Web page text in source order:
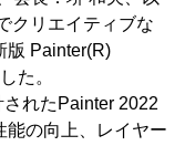
クリエイティブな
版 Painter(R)
た。
れたPainter 2022
能の向上、レイヤー